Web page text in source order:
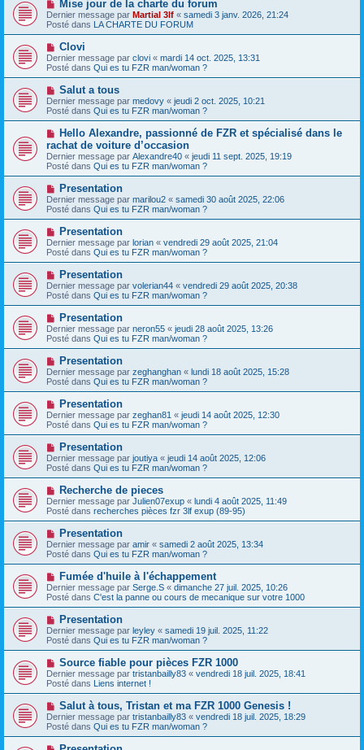
s
a
g
e
a
u
m
e
s
s
a
g
e
o
u
v
a
u
m
e
s
s
a
g
e
Mise jour de la charte du forum
Dernier message par Martial 3lf « samedi 3 janv. 2026, 21:24
Posté dans LA CHARTE DU FORUM
N
o
u
v
e
a
u
m
e
s
a
g
e
Clovi
Dernier message par clovi « mardi 14 oct. 2025, 13:31
Posté dans Qui es tu FZR man/woman ?
N
o
u
v
e
a
u
m
e
s
s
a
g
e
Salut a tous
Dernier message par medovy « jeudi 2 oct. 2025, 10:21
Posté dans Qui es tu FZR man/woman ?
N
u
v
e
a
m
e
s
s
a
g
e
Hello Alexandre, passionné de FZR et spécialisé dans le
rachat de voiture d’occasion
Dernier message par Alexandre40 « jeudi 11 sept. 2025, 19:19
Posté dans Qui es tu FZR man/woman ?
N
o
u
v
e
a
u
m
e
s
a
g
e
Presentation
Dernier message par marilou2 « samedi 30 août 2025, 22:06
Posté dans Qui es tu FZR man/woman ?
N
o
u
v
e
a
u
m
e
s
a
g
e
Presentation
Dernier message par lorian « vendredi 29 août 2025, 21:04
Posté dans Qui es tu FZR man/woman ?
N
o
u
v
e
a
u
m
e
s
a
g
e
Presentation
Dernier message par volerian44 « vendredi 29 août 2025, 20:38
Posté dans Qui es tu FZR man/woman ?
N
o
u
v
e
a
u
m
e
s
a
g
e
Presentation
Dernier message par neron55 « jeudi 28 août 2025, 13:26
Posté dans Qui es tu FZR man/woman ?
N
o
u
v
e
a
u
m
e
s
a
g
e
Presentation
Dernier message par zeghanghan « lundi 18 août 2025, 15:28
Posté dans Qui es tu FZR man/woman ?
N
o
u
v
e
a
u
m
e
s
a
g
e
Presentation
Dernier message par zeghan81 « jeudi 14 août 2025, 12:30
Posté dans Qui es tu FZR man/woman ?
N
o
u
v
e
a
u
m
e
s
a
g
e
Presentation
Dernier message par joutiya « jeudi 14 août 2025, 12:06
Posté dans Qui es tu FZR man/woman ?
N
o
u
v
e
a
u
m
e
s
a
g
e
Recherche de pieces
Dernier message par Julien07exup « lundi 4 août 2025, 11:49
Posté dans recherches pièces fzr 3lf exup (89-95)
N
o
u
v
e
a
u
m
e
s
a
g
e
Presentation
Dernier message par amir « samedi 2 août 2025, 13:34
Posté dans Qui es tu FZR man/woman ?
N
o
u
v
e
a
u
m
e
s
s
a
g
e
Fumée d'huile à l'échappement
Dernier message par Serge.S « dimanche 27 juil. 2025, 10:26
Posté dans C'est la panne ou cours de mecanique sur votre 1000
N
o
u
v
e
a
u
m
e
s
s
a
g
e
Presentation
Dernier message par leyley « samedi 19 juil. 2025, 11:22
Posté dans Qui es tu FZR man/woman ?
N
o
u
v
e
a
u
m
e
Source fiable pour pièces FZR 1000
Dernier message par tristanbailly83 « vendredi 18 juil. 2025, 18:41
Posté dans Liens internet !
N
o
u
v
e
Salut à tous, Tristan et ma FZR 1000 Genesis !
Dernier message par tristanbailly83 « vendredi 18 juil. 2025, 18:29
Posté dans Qui es tu FZR man/woman ?
N